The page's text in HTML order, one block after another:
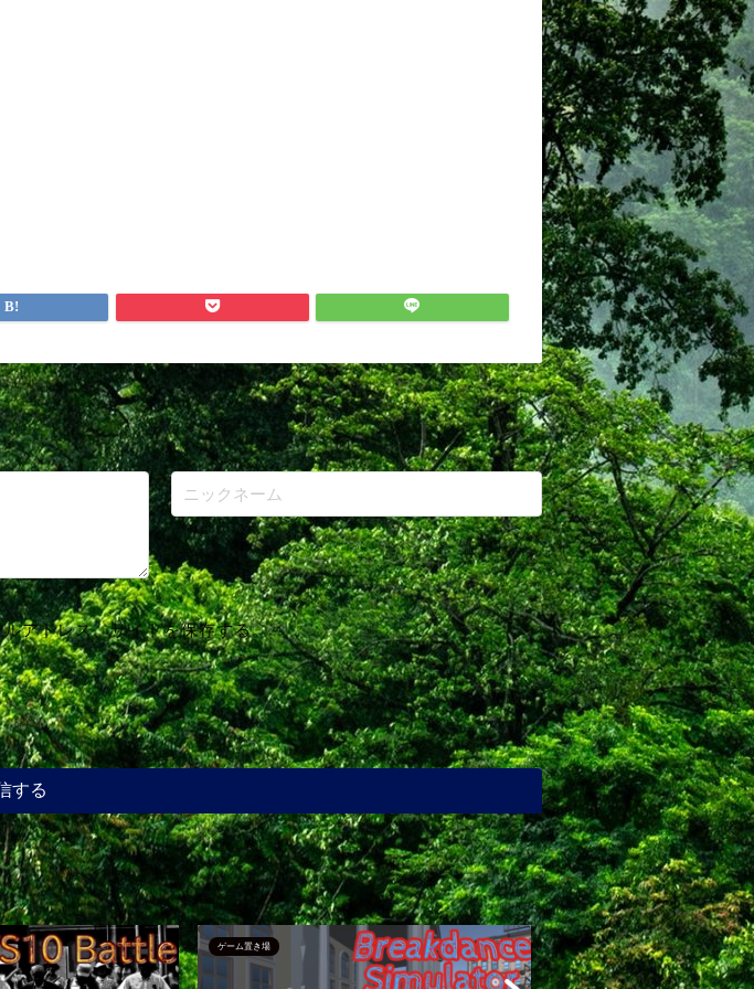
アドレス、サイトを保存する。
ゲーム置き場 ゲーム置き場